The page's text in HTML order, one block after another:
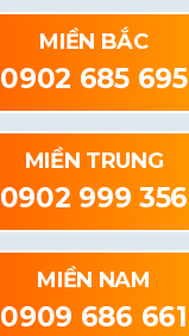
MIỀN BẮC
0902 685 695
MIỀN TRUNG
0902 999 356
MIỀN NAM
0909 686 661